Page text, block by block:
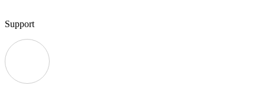
Support